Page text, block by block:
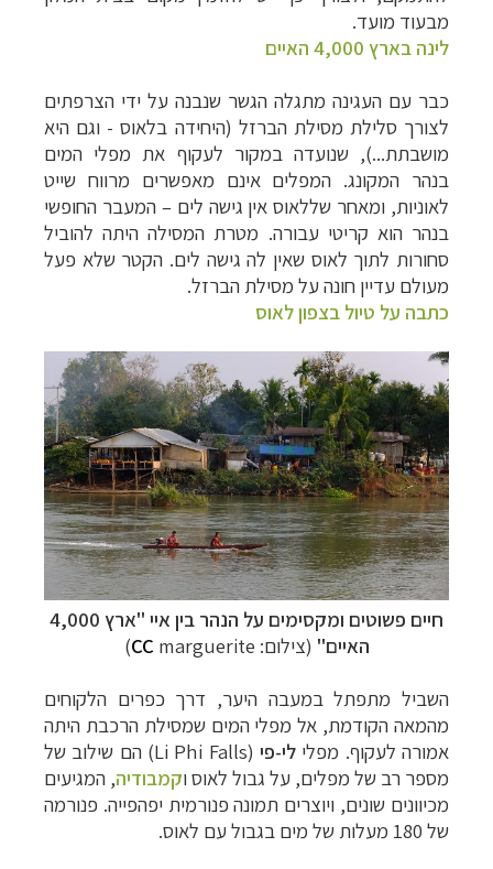
מבעוד מועד.
לינה בארץ 4,000 האיים
כבר עם העגינה מתגלה הגשר שנבנה על ידי הצרפתים
לצורך סלילת מסילת הברזל (היחידה בלאוס - וגם היא
מושבתת...), שנועדה במקור לעקוף את מפלי המים
בנהר המקונג. המפלים אינם מאפשרים מרווח שייט
לאוניות, ומאחר שללאוס אין גישה לים–המעבר החופשי
בנהר הוא קריטי עבורה. מטרת המסילה היתה להוביל
סחורות לתוך לאוס שאין לה גישה לים. הקטר שלא פעל
מעולם עדיין חונה על מסילת הברזל.
כתבה על טיול בצפון לאוס
חיים פשוטים ומקסימים על הנהר בין איי "ארץ 4,000
האיים" (צילום: CC marguerite)
השביל מתפתל במעבה היער, דרך כפרים הלקוחים
מהמאה הקודמת, אל מפלי המים שמסילת הרכבת היתה
אמורה לעקוף. מפלי לי-פי (
Li Phi Falls) הם שילוב של
מספר רב של מפלים, על גבול לאוס וקמבודיה, המגיעים
מכיוונים שונים, ויוצרים תמונה פנורמית יפהפייה. פנורמה
של 180 מעלות של מים בגבול
עם לאוס.